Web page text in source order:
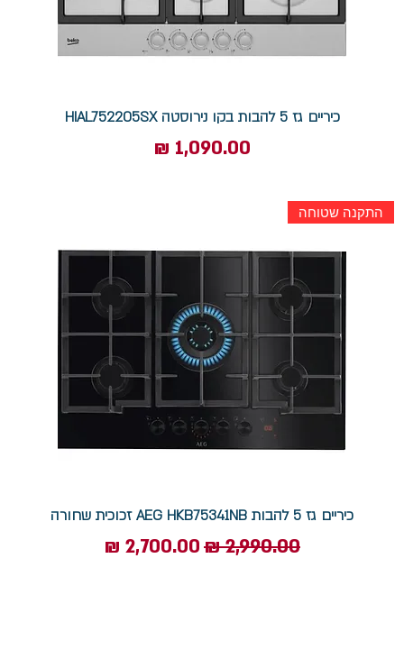
כיריים גז 5 להבות בקו נירוסטה HIAL752205SX
מחיר
התקנה שטוחה
כיריים גז 5 להבות AEG HKB75341NB זכוכית שחורה
מחיר רגיל מחיר מבצע